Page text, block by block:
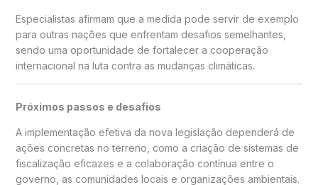
Especialistas afirmam que a medida pode servir de exemplo
para outras nações que enfrentam desafios semelhantes,
sendo uma oportunidade de fortalecer a cooperação
internacional na luta contra as mudanças climáticas.
Próximos passos e desafios
A implementação efetiva da nova legislação dependerá de
ações concretas no terreno, como a criação de sistemas de
fiscalização eficazes e a colaboração contínua entre o
governo, as comunidades locais e organizações ambientais.